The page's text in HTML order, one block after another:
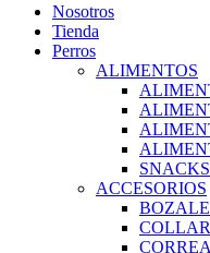
Nosotros
Tienda
Perros
ALIMENTOS
ACCESORIOS